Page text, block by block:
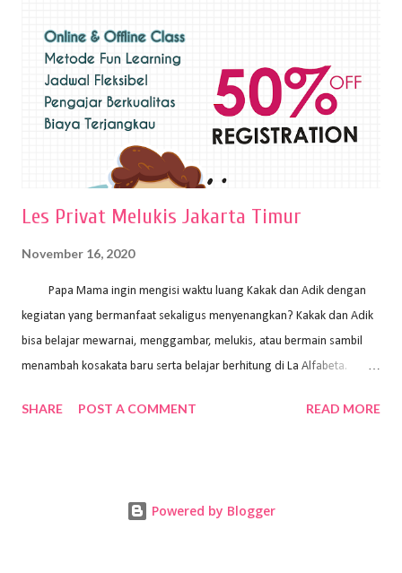
pelukis untuk menghasilkan lukisan yang mempesona dan tentunya
bernilai tinggi. Ciri teknik plakat Ciri-ciri teknik plakat, yaitu: Sapuan
warna yang kental dan tebal. Hasil lukisan menutupi seluruh bagian
medianya Mem...
Les Privat Melukis Jakarta Timur
November 16, 2020
Papa Mama ingin mengisi waktu luang Kakak dan Adik dengan
kegiatan yang bermanfaat sekaligus menyenangkan? Kakak dan Adik
bisa belajar mewarnai, menggambar, melukis, atau bermain sambil
menambah kosakata baru serta belajar berhitung di La Alfabeta.
kok untuk mengajar dengan metode yang fun, La Alfabeta
Alfabeta. ⁣⁣⁣⁣Ada pilihan online class maupun offline class lho! Cek
SHARE POST A COMMENT READ MORE
Powered by Blogger